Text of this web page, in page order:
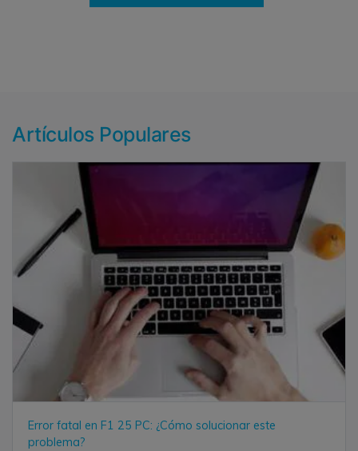
Artículos Populares
Error fatal en F1 25 PC: ¿Cómo solucionar este
problema?